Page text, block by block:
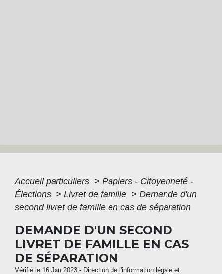
Accueil particuliers > Papiers - Citoyenneté -
Élections > Livret de famille > Demande d'un
second livret de famille en cas de séparation
DEMANDE D'UN SECOND
LIVRET DE FAMILLE EN CAS
DE SÉPARATION
Vérifié le 16 Jan 2023 - Direction de l'information légale et